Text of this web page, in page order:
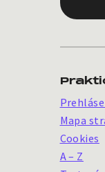
Mapa
Cookies
A – Z